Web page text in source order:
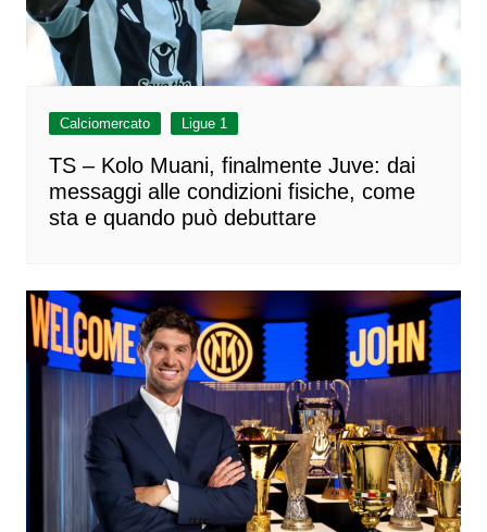
Calciomercato Ligue 1
TS – Kolo Muani, finalmente Juve: dai
messaggi alle condizioni fisiche, come
sta e quando può debuttare